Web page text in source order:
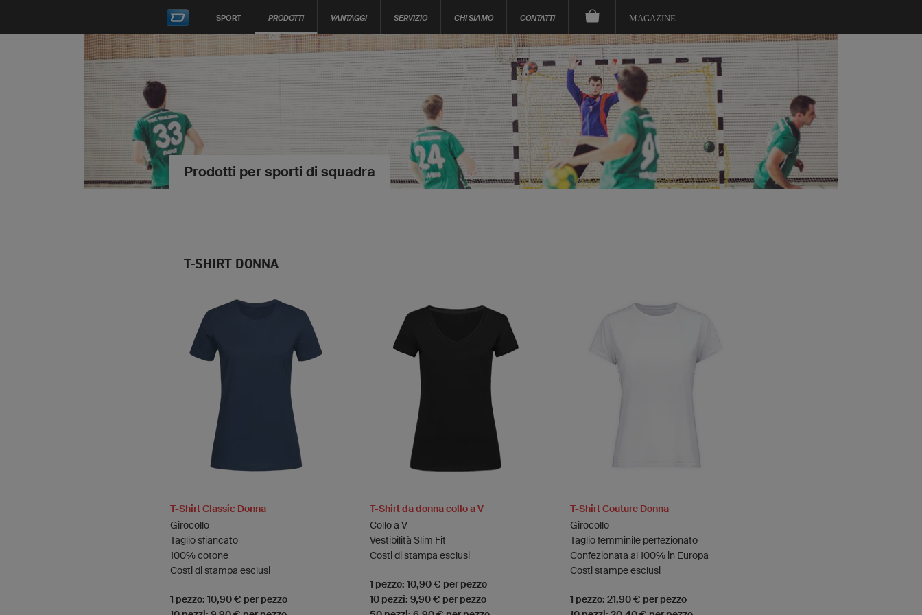
SPORT PRODOTTI VANTAGGI SERVIZIO CHI SIAMO CONTATTI MAGAZINE
Prodotti per sporti di squadra
T-SHIRT DONNA
T-Shirt Classic Donna
Girocollo
Taglio sfiancato
100% cotone
Costi di stampa esclusi
1 pezzo: 10,90 € per pezzo
T-Shirt da donna collo a V
Collo a V
Vestibilità Slim Fit
Costi di stampa esclusi
1 pezzo: 10,90 € per pezzo
10 pezzi: 9,90 € per pezzo
T-Shirt Couture Donna
Girocollo
Taglio femminile perfezionato
Confezionata al 100% in Europa
Costi stampe esclusi
1 pezzo: 21,90 € per pezzo